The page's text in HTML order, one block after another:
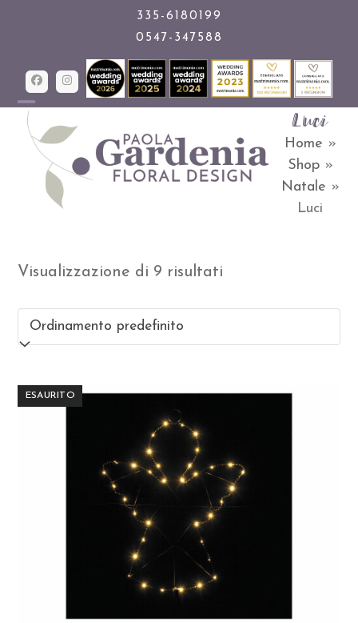
content
335-6180199
0547-347588
FacebookInstagram
Open
mobile
menu
Close
mobile
menu
Luci
Home »
Shop»
Natale »
Luci
Visualizzazione di 9 risultati
ESAURITO